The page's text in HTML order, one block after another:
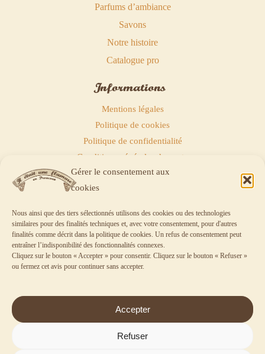
Gérer le consentement aux
cookies
Nous ainsi que des tiers sélectionnés utilisons des cookies ou des technologies
similaires pour des finalités techniques et, avec votre consentement, pour d'autres
finalités comme décrit dans la politique de cookies. Un refus de consentement peut
entraîner l’indisponibilité des fonctionnalités connexes.
Cliquez sur le bouton « Accepter » pour consentir. Cliquez sur le bouton « Refuser »
ou fermez cet avis pour continuer sans accepter.
Accepter
Refuser
Parfums d’ambiance
Savons
Notre histoire
Catalogue pro
Informations
Mentions légales
Politique de cookies
Politique de confidentialité
Conditions générales de vente
Politique de remboursements
Panier
Aucun article dans le panier.